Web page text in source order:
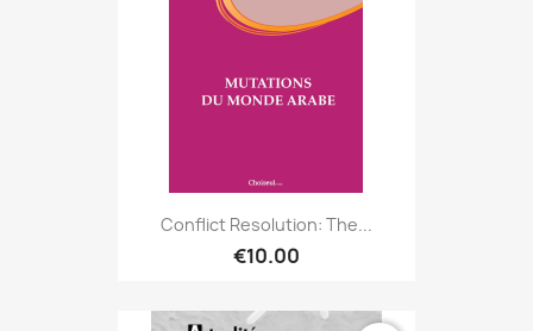
Conflict Resolution: The...
€10.00